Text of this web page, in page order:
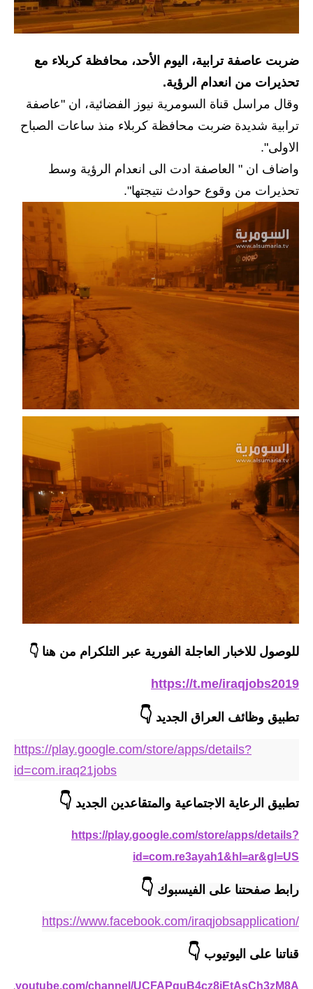
الاخبار السياسية
الاخبار الرياضية
اخبار وقرارات وزارة التربية
نتائج الامتحانات
المرحلة المتوسطة
المرحلة الاعدادية
اسئلة وزارية
المرحلة الابتدائية
المرحلة المتوسطة
المرحلة الاعدادية
المرحلة الابتدائية
المرحلة المتوسطة
كتب مدرسية
المرحلة الابتدائية
المرحلة المتوسطة
ملازم دراسية
المرحلة الابتدائية
المرحلة المتوسطة
المرحلة الاعدادية
دروس
المرحلة الابتدائية
ضربت عاصفة ترابية، اليوم الأحد، محافظة كربلاء مع
تحذيرات من انعدام الرؤية.
وقال مراسل قناة السومرية نيوز الفضائية، ان "عاصفة
ترابية شديدة ضربت محافظة كربلاء منذ ساعات الصباح
الاولى".
واضاف ان " العاصفة ادت الى انعدام الرؤية وسط
تحذيرات من وقوع حوادث نتيجتها".
للوصول للاخبار العاجلة الفورية عبر التلكرام من هنا 👇
https://t.me/iraqjobs2019
تطبيق وظائف العراق الجديد 👇
https://play.google.com/store/apps/details?
id=com.iraq21jobs
تطبيق الرعاية الاجتماعية والمتقاعدين الجديد 👇
https://play.google.com/store/apps/details?
id=com.re3ayah1&hl=ar&gl=US
رابط صفحتنا على الفيسبوك 👇
https://www.facebook.com/iraqjobsapplication/
قناتنا على اليوتيوب 👇
channel/UCFAPquB4cz8iEtAsCh3zM8A